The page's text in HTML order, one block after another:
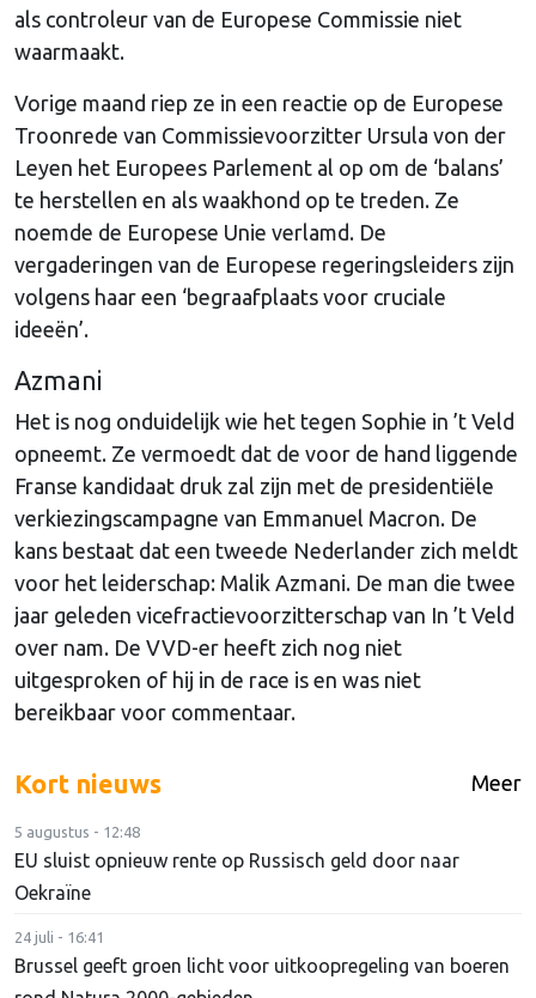
als controleur van de Europese Commissie niet
waarmaakt.
Vorige maand riep ze in een reactie op de Europese
Troonrede van Commissievoorzitter Ursula von der
Leyen het Europees Parlement al op om de ‘balans’
te herstellen en als waakhond op te treden. Ze
noemde de Europese Unie verlamd. De
vergaderingen van de Europese regeringsleiders zijn
volgens haar een ‘begraafplaats voor cruciale
ideeën’.
Azmani
Het is nog onduidelijk wie het tegen Sophie in ’t Veld
opneemt. Ze vermoedt dat de voor de hand liggende
Franse kandidaat druk zal zijn met de presidentiële
verkiezingscampagne van Emmanuel Macron. De
kans bestaat dat een tweede Nederlander zich meldt
voor het leiderschap: Malik Azmani. De man die twee
jaar geleden vicefractievoorzitterschap van In ’t Veld
over nam. De VVD-er heeft zich nog niet
uitgesproken of hij in de race is en was niet
bereikbaar voor commentaar.
Kort nieuws Meer
5 augustus - 12:48
EU sluist opnieuw rente op Russisch geld door naar
Oekraïne
24 juli - 16:41
Brussel geeft groen licht voor uitkoopregeling van boeren